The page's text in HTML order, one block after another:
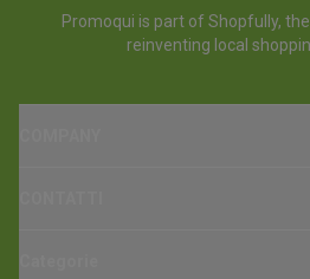
Promoqui is part of Shopfully,
reinventing local